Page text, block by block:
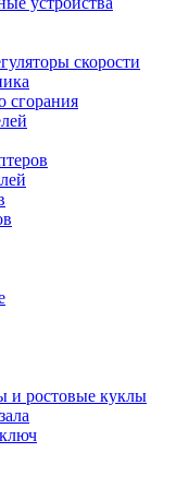
скорости
сгорания
и ростовые куклы